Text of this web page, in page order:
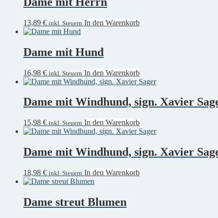
13,89 € inkl. Steuern In den Warenkorb
Dame mit Hund
16,98 € inkl. Steuern In den Warenkorb
Dame mit Windhund, sign. Xavier
15,98 € inkl. Steuern In den Warenkorb
Dame mit Windhund, sign. Xavier
18,98 € inkl. Steuern In den Warenkorb
Dame streut Blumen